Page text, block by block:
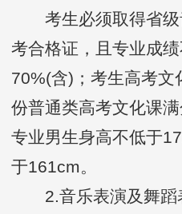
考生必须取得省级
考合格证，且专业成
70%(含)；考生高考文
份普通类高考文化课
专业男生身高不低于
于161cm。
2.音乐表演及舞蹈